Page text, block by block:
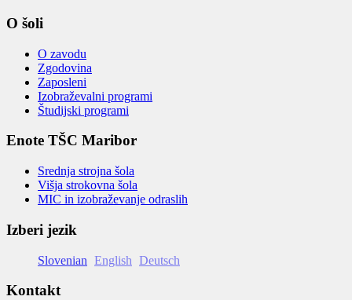
O šoli
O zavodu
Zgodovina
Zaposleni
Izobraževalni programi
Študijski programi
Enote TŠC Maribor
Srednja strojna šola
Višja strokovna šola
MIC in izobraževanje odraslih
Izberi jezik
Slovenian English Deutsch
Kontakt